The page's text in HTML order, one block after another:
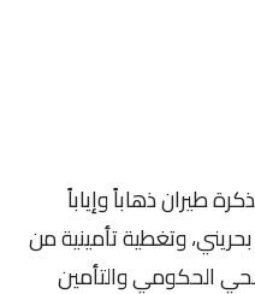
طيران ذهاباً وإياباً
تصل إلى 500 دينار بحريني، وتغطية تأمينية من
الحكومي والتأمين